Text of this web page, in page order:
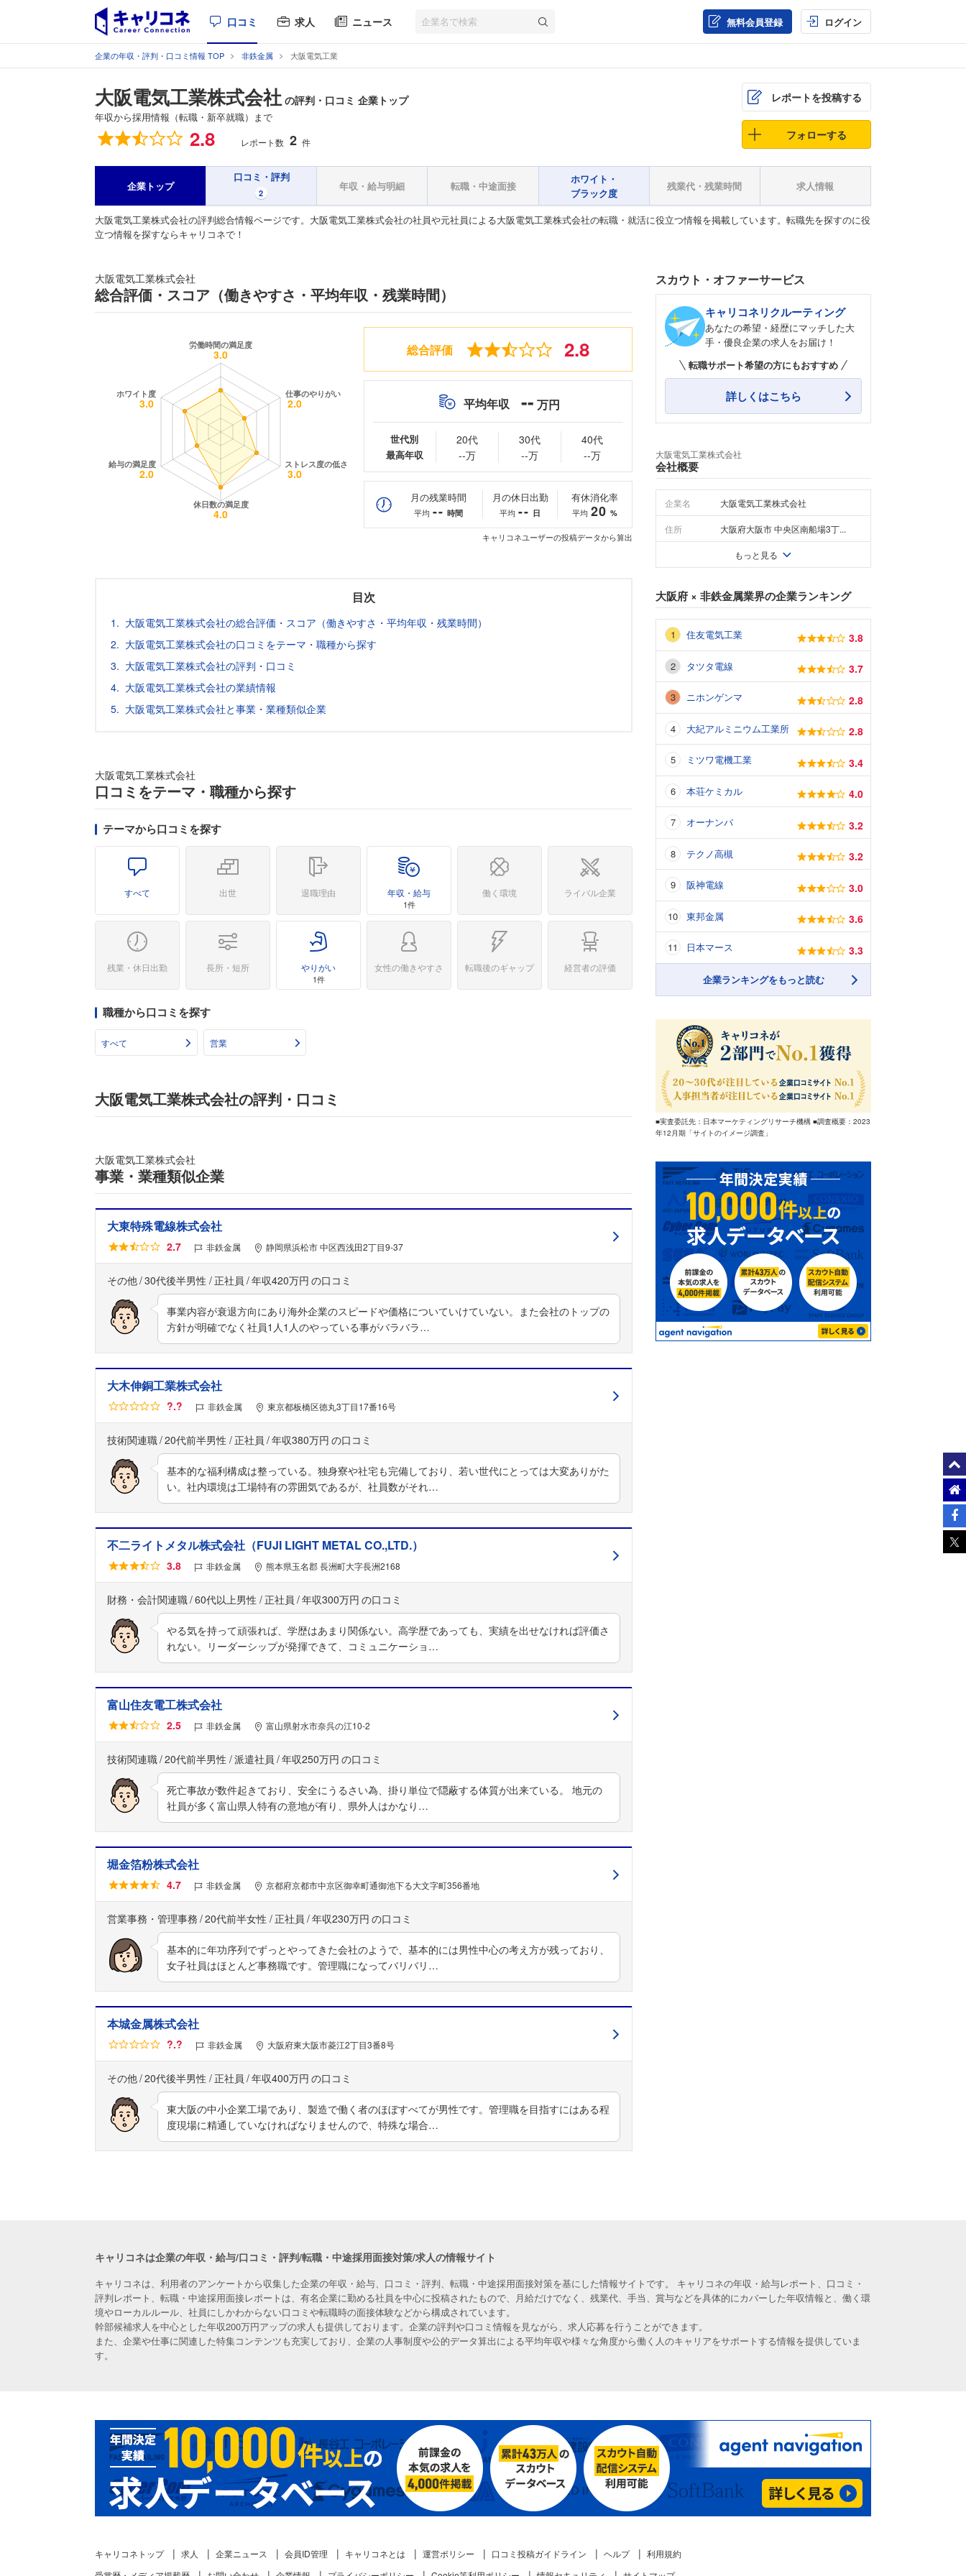
口コミ 求人 ニュース 無料会員登録 ログイン
企業の年収・評判・口コミ情報 TOP 非鉄金属 大阪電気工業
大阪電気工業株式会社 の評判・口コミ 企業トップ
年収から採用情報（転職・新卒就職）まで
総合評価 2.8 レポート数 2 件
レポートを投稿する
フォローする
企業トップ
口コミ・評判
2
年収・給与明細 転職・中途面接
ホワイト・
ブラック度
残業代・残業時間 求人情報
大阪電気工業株式会社の評判総合情報ページです。大阪電気工業株式会社の社員や元社員による大阪電気工業株式会社の転職・就活に役立つ情報を掲載しています。転職先を探すのに役
立つ情報を探すならキャリコネで！
フォローしました
こちらの企業もフォローしませんか？
大阪電気工業株式会社
総合評価・スコア（働きやすさ・平均年収・残業時間）
総合評価 2.8
平均年収 -- 万円
世代別
最高年収
20代
--万
30代
--万
40代
--万
月の残業時間
平均 -- 時間
月の休日出勤
平均 -- 日
有休消化率
平均 20 %
キャリコネユーザーの投稿データから算出
目次
大阪電気工業株式会社の総合評価・スコア（働きやすさ・平均年収・残業時間）
大阪電気工業株式会社の口コミをテーマ・職種から探す
大阪電気工業株式会社の評判・口コミ
大阪電気工業株式会社の業績情報
大阪電気工業株式会社と事業・業種類似企業
大阪電気工業株式会社
口コミをテーマ・職種から探す
テーマから口コミを探す
すべて 出世 退職理由 年収・給与
1件
働く環境 ライバル企業
残業・休日出勤 長所・短所 やりがい
1件
女性の働きやすさ 転職後のギャップ 経営者の評価
職種から口コミを探す
すべて 営業
大阪電気工業株式会社の評判・口コミ
大阪電気工業株式会社
事業・業種類似企業
大東特殊電線株式会社
2.7 非鉄金属 静岡県浜松市 中区西浅田2丁目9-37
その他 30代後半男性 正社員 年収420万円
事業内容が衰退方向にあり海外企業のスピードや価格についていけていない。また会社のトップの
方針が明確でなく社員1人1人のやっている事がバラバラ…
大木伸銅工業株式会社
?.? 非鉄金属 東京都板橋区徳丸3丁目17番16号
技術関連職 20代前半男性 正社員 年収380万円
基本的な福利構成は整っている。独身寮や社宅も完備しており、若い世代にとっては大変ありがた
い。社内環境は工場特有の雰囲気であるが、社員数がそれ…
不二ライトメタル株式会社（FUJI LIGHT METAL CO.,LTD.）
3.8 非鉄金属 熊本県玉名郡 長洲町大字長洲2168
財務・会計関連職 60代以上男性 正社員 年収300万円
やる気を持って頑張れば、学歴はあまり関係ない。高学歴であっても、実績を出せなければ評価さ
れない。リーダーシップが発揮できて、コミュニケーショ…
富山住友電工株式会社
2.5 非鉄金属 富山県射水市奈呉の江10-2
技術関連職 20代前半男性 派遣社員 年収250万円
死亡事故が数件起きており、安全にうるさい為、掛り単位で隠蔽する体質が出来ている。 地元の
社員が多く富山県人特有の意地が有り、県外人はかなり…
堀金箔粉株式会社
4.7 非鉄金属 京都府京都市中京区御幸町通御池下る大文字町356番地
営業事務・管理事務 20代前半女性 正社員 年収230万円
基本的に年功序列でずっとやってきた会社のようで、基本的には男性中心の考え方が残っており、
女子社員はほとんど事務職です。管理職になってバリバリ…
本城金属株式会社
?.? 非鉄金属 大阪府東大阪市菱江2丁目3番8号
その他 20代後半男性 正社員 年収400万円
東大阪の中小企業工場であり、製造で働く者のほぼすべてが男性です。管理職を目指すにはある程
度現場に精通していなければなりませんので、特殊な場合…
スカウト・オファーサービス
キャリコネリクルーティング
あなたの希望・経歴にマッチした大
手・優良企業の求人をお届け！
転職サポート希望の方にもおすすめ
詳しくはこちら
大阪電気工業株式会社
会社概要
企業名 大阪電気工業株式会社
住所 大阪府大阪市 中央区南船場3丁...
もっと見る
大阪府 × 非鉄金属業界の企業ランキング
住友電気工業 3.8
タツタ電線 3.7
ニホンゲンマ 2.8
大紀アルミニウム工業所 2.8
ミツワ電機工業 3.4
本荘ケミカル 4.0
オーナンバ 3.2
テクノ高槻 3.2
阪神電線 3.0
東邦金属 3.6
日本マース 3.3
企業ランキングをもっと読む
■実査委託先：日本マーケティングリサーチ機構 ■調査概要：2023
年12月期「サイトのイメージ調査」
キャリコネは企業の年収・給与/口コミ・評判/転職・中途採用面接対策/求人の情報サイト
キャリコネは、利用者のアンケートから収集した企業の年収・給与、口コミ・評判、転職・中途採用面接対策を基にした情報サイトです。 キャリコネの年収・給与レポート、口コミ・
評判レポート、転職・中途採用面接レポートは、有名企業に勤める社員を中心に投稿されたもので、月給だけでなく、残業代、手当、賞与などを具体的にカバーした年収情報と、働く環
境やローカルルール、社員にしかわからない口コミや転職時の面接体験などから構成されています。
幹部候補求人を中心とした年収200万円アップの求人も提供しております。企業の評判や口コミ情報を見ながら、求人応募を行うことができます。
また、企業や仕事に関連した特集コンテンツも充実しており、企業の人事制度や公的データ算出による平均年収や様々な角度から働く人のキャリアをサポートする情報を提供していま
す。
キャリコネトップ 求人 企業ニュース 会員ID管理 キャリコネとは 運営ポリシー 口コミ投稿ガイドライン ヘルプ
利用規約